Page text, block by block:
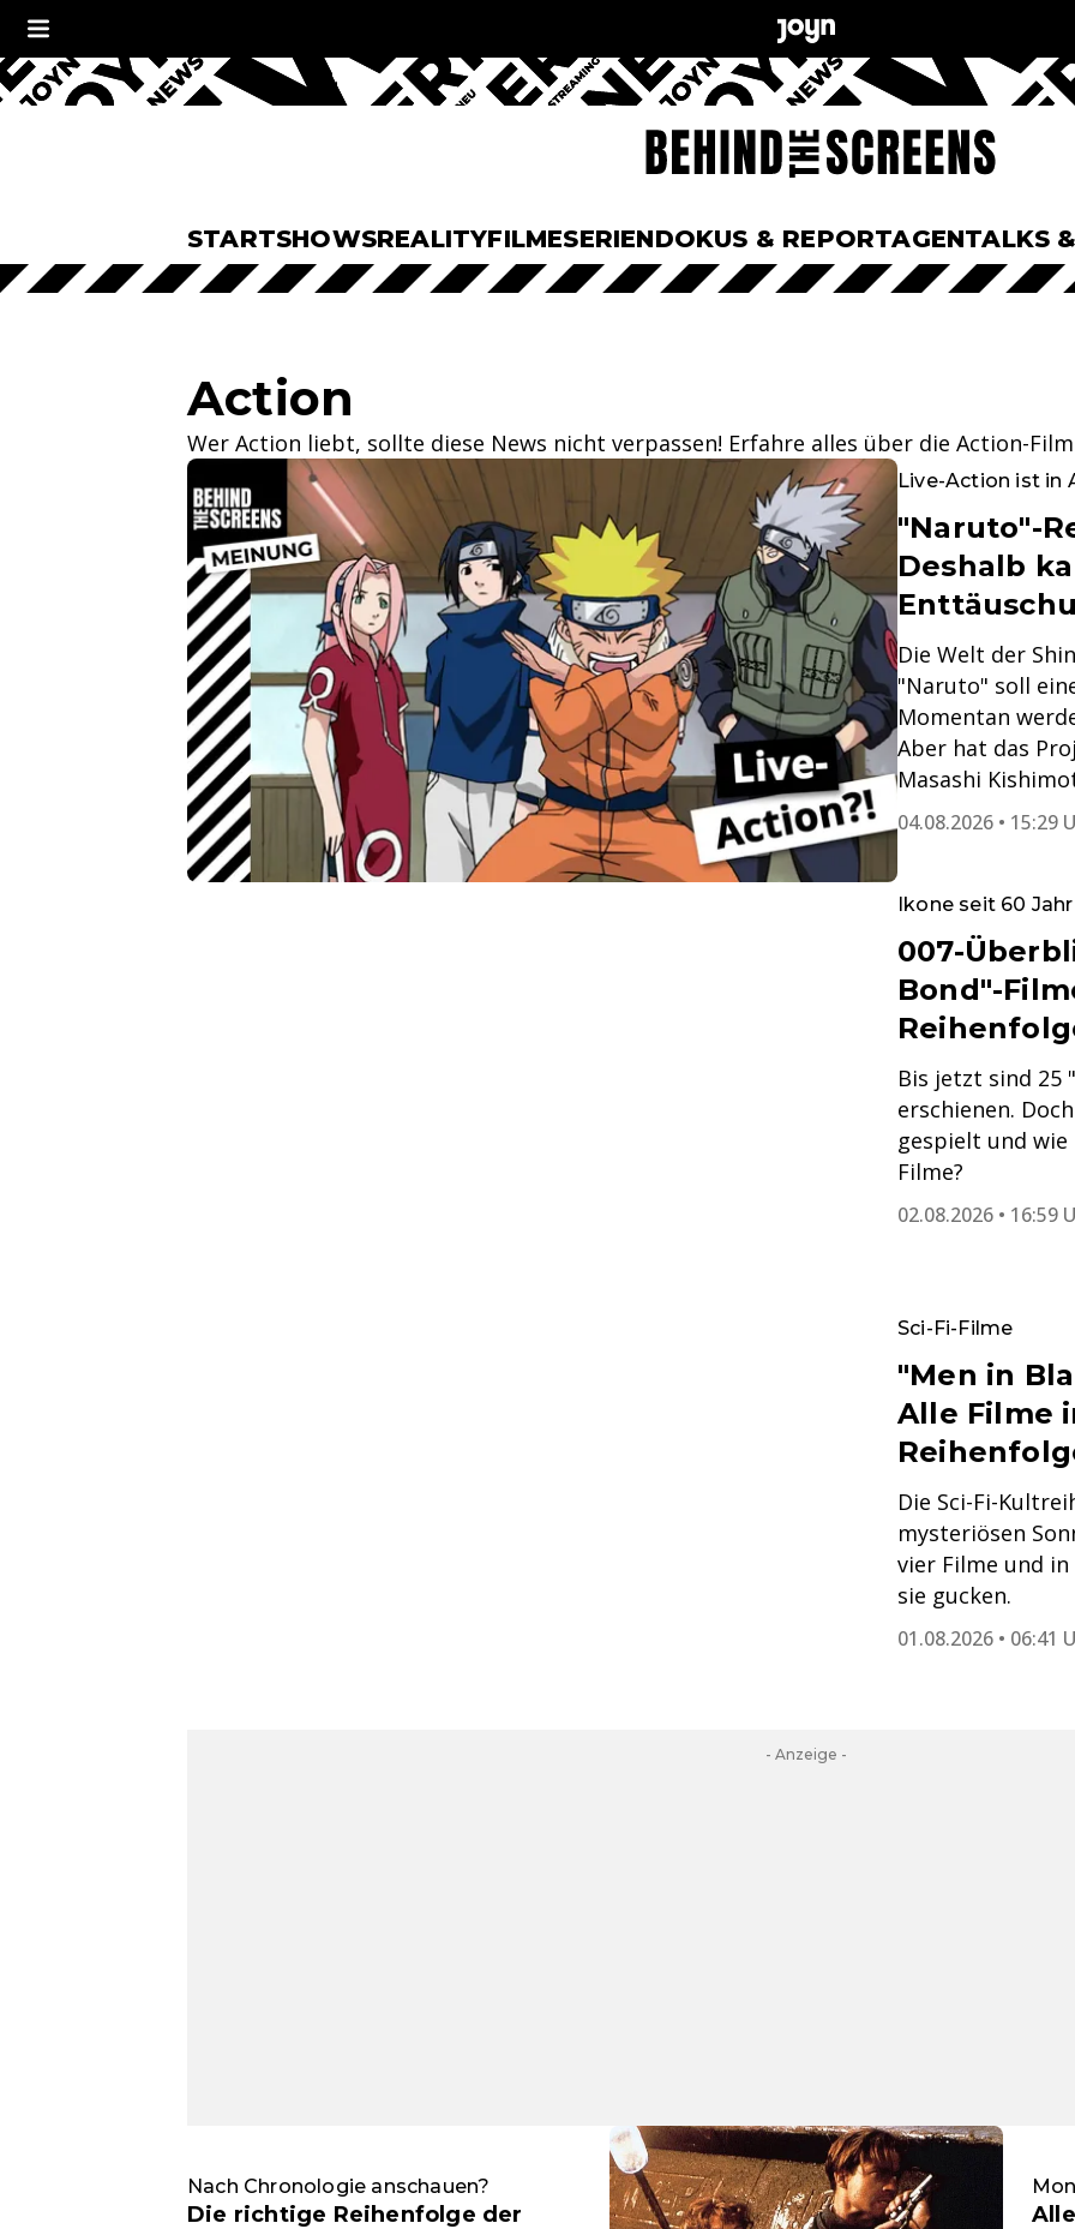
STARTSHOWSREALITYFILMESERIENDOKUS & REPORTAGENTALKS
Action
Wer Action liebt, sollte diese News nicht verpassen! Erfahre alles über die Action-
Live-Action ist in
"Naruto"-
Deshalb
Die Welt der
"Naruto" soll
Momentan
Aber hat das
Masashi
04.08.2026 • 15:29
Ikone seit 60
007-
Bond"-
Bis jetzt sind 25
erschienen.
gespielt und
Filme?
02.08.2026 • 16:59
Sci-Fi-Filme
"Men in
Alle Filme
Die Sci-Fi-
mysteriösen
vier Filme und
sie gucken.
01.08.2026 • 06:41
- Anzeige -
Nach Chronologie anschauen?
Die richtige Reihenfolge der